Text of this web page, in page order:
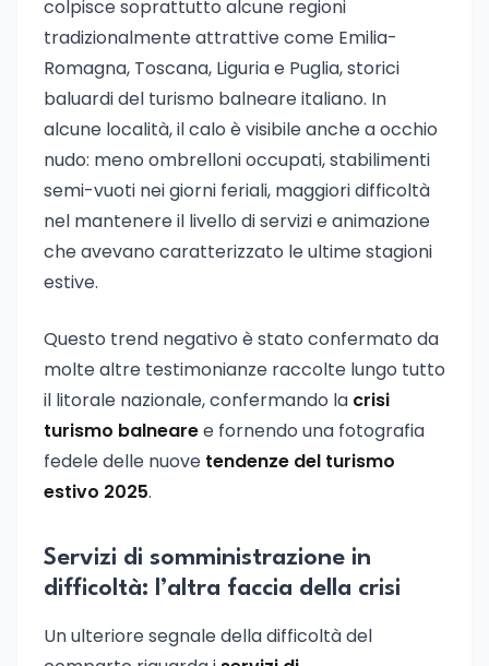
colpisce soprattutto alcune regioni
tradizionalmente attrattive come Emilia-
Romagna, Toscana, Liguria e Puglia, storici
baluardi del turismo balneare italiano. In
alcune località, il calo è visibile anche a occhio
nudo: meno ombrelloni occupati, stabilimenti
semi-vuoti nei giorni feriali, maggiori difficoltà
nel mantenere il livello di servizi e animazione
che avevano caratterizzato le ultime stagioni
estive.
Questo trend negativo è stato confermato da
molte altre testimonianze raccolte lungo tutto
il litorale nazionale, confermando la crisi
turismo balnearee fornendo una fotografia
fedele delle nuove tendenze del turismo
estivo 2025.
Servizi di somministrazione in
difficoltà: l’altra faccia della crisi
Un ulteriore segnale della difficoltà del